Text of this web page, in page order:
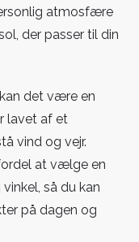
atmosfære
der passer til din
det være en
lavet af et
vind og vejr.
at vælge en
så du kan
på dagen og